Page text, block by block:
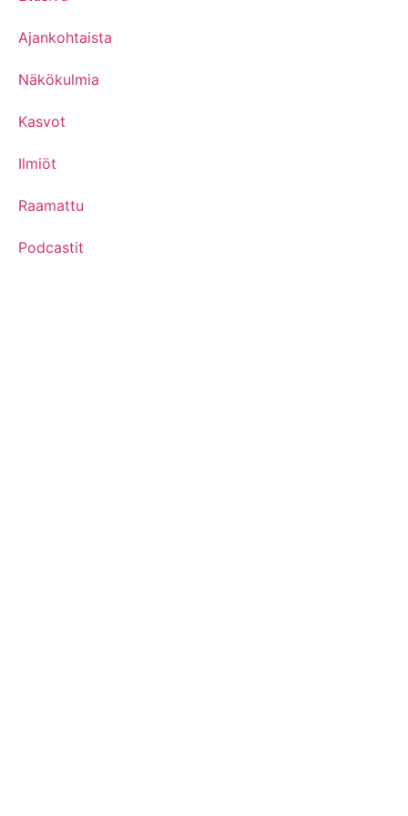
Ajankohtaista
Näkökulmia
Kasvot
Ilmiöt
Raamattu
Podcastit